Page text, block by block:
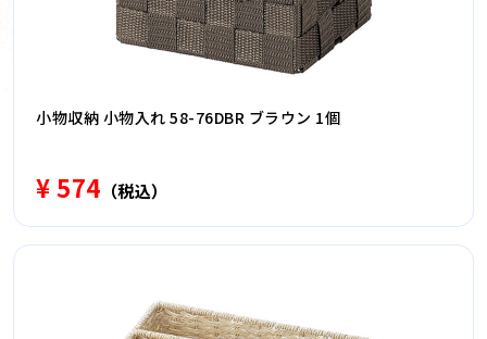
小物収納 小物入れ 58-76DBR ブラウン 1個
¥ 574 （税込）